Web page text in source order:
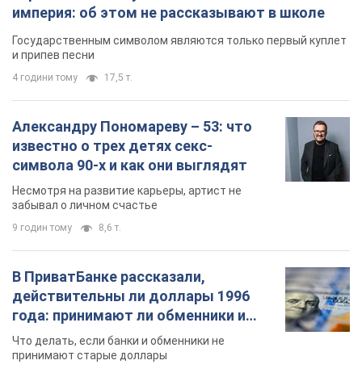
империя: об этом не рассказывают в школе
Государственным символом являются только первый куплет
и припев песни
4 години тому 17,5 т.
Александру Пономареву – 53: что
известно о трех детях секс-
символа 90-х и как они выглядят
Несмотря на развитие карьеры, артист не
забывал о личном счастье
9 годин тому 8,6 т.
В ПриватБанке рассказали,
действительны ли доллары 1996
года: принимают ли обменники и
банки такие купюры
Что делать, если банки и обменники не
принимают старые доллары